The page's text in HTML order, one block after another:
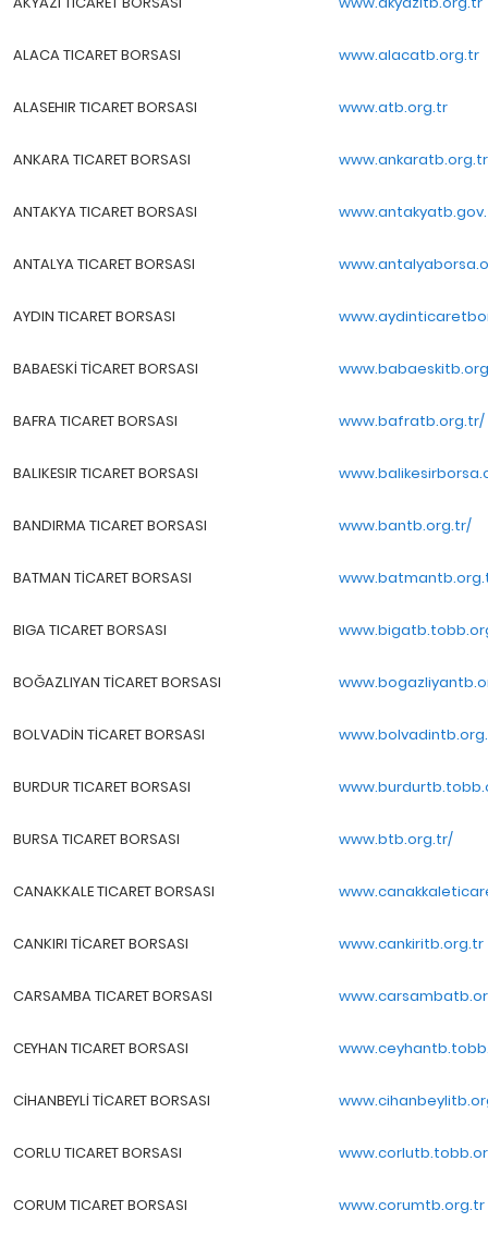
ALACA TICARET BORSASI www.alacatb.org.tr
ALASEHIR TICARET BORSASI www.atb.org.tr
ANKARA TICARET BORSASI
ANTAKYA TICARET BORSASI
ANTALYA TICARET BORSASI
AYDIN TICARET BORSASI
BABAESKİ TİCARET BORSASI
BAFRA TICARET BORSASI www.bafratb.org.tr/
BALIKESIR TICARET BORSASI
BANDIRMA TICARET BORSASI www.bantb.org.tr/
BATMAN TİCARET BORSASI
BIGA TICARET BORSASI
BOĞAZLIYAN TİCARET BORSASI
BOLVADİN TİCARET BORSASI
BURDUR TICARET BORSASI
BURSA TICARET BORSASI www.btb.org.tr/
CANAKKALE TICARET BORSASI
CANKIRI TİCARET BORSASI www.cankiritb.org.tr
CARSAMBA TICARET BORSASI
CEYHAN TICARET BORSASI
CİHANBEYLİ TİCARET BORSASI
CORLU TICARET BORSASI
CORUM TICARET BORSASI www.corumtb.org.tr